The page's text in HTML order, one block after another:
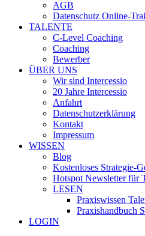
AGB
Datenschutz Online-
TALENTE
C-Level Coaching
Coaching
Bewerber
ÜBER UNS
Wir sind Intercessio
20 Jahre Intercessio
Anfahrt
Datenschutzerklärung
Kontakt
Impressum
WISSEN
Blog
Kostenloses Strategie-
Hotspot Newsletter für
LESEN
Praxiswissen
Praxishandbuch
LOGIN